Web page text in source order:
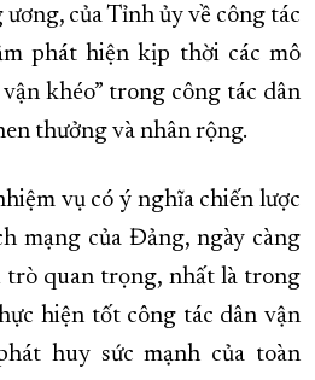
của Tỉnh ủy về công tác
phát hiện kịp thời các mô
khéo” trong công tác dân
thưởng và nhân rộng.
vụ có ý nghĩa chiến lược
mạng của Đảng, ngày càng
quan trọng, nhất là trong
hiện tốt công tác dân vận
huy sức mạnh của toàn